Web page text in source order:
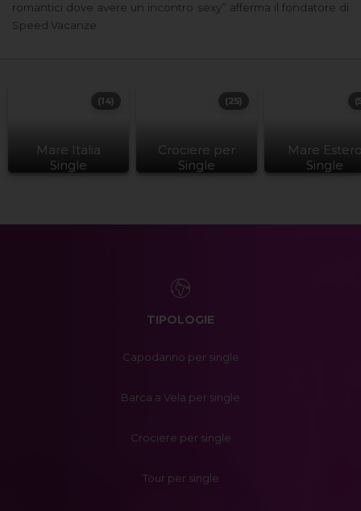
romantici dove avere un incontro sexy” afferma il fondatore di
Speed Vacanze.
Mare Italia
Single
(14)
Crociere per
Single
(25)
Mare
Single
TIPOLOGIE
Capodanno per single
Barca a Vela per single
Crociere per single
Tour per single